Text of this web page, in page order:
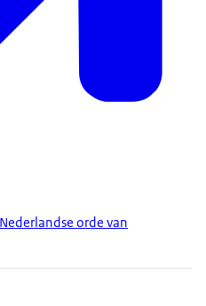
orde van